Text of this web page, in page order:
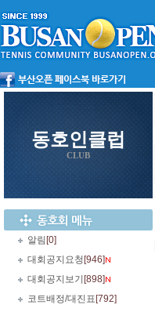
동호인클럽
CLUB
알림 [0]
대회공지요청 [946]
대회공지보기 [898]
코트배정/대진표 [792]